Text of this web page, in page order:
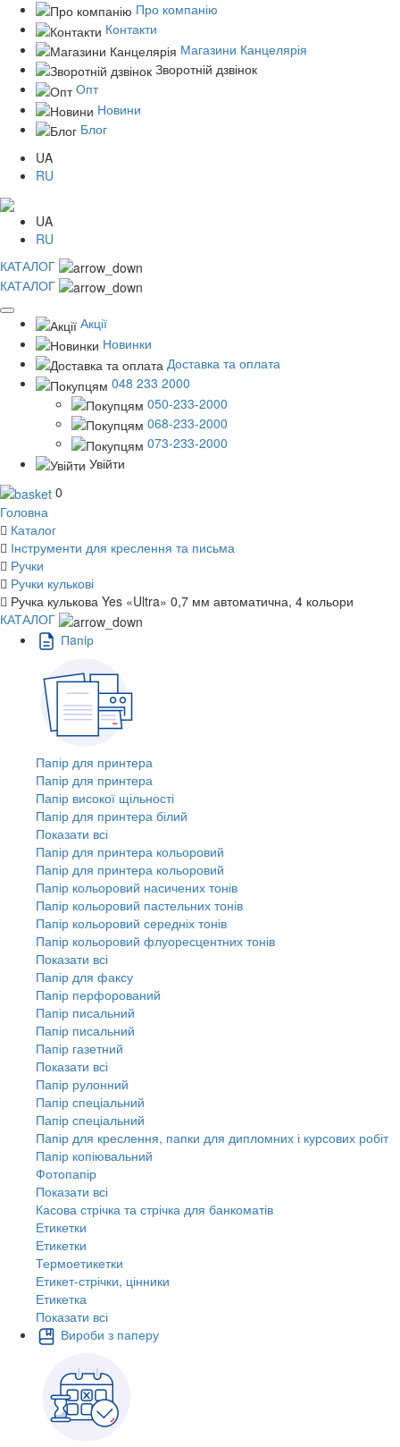
Про компанію
Контакти
Магазини Канцелярія
Зворотній дзвінок
Опт
Новини
Блог
UA
RU
UA
RU
КАТАЛОГ
КАТАЛОГ
Акції
Новинки
Доставка та оплата
048 233 2000
050-233-2000
068-233-2000
073-233-2000
Увійти
0
Головна
Каталог
Інструменти для креслення та письма
Ручки
Ручки кулькові
Ручка кулькова Yes «Ultra» 0,7 мм автоматична, 4 кольори
КАТАЛОГ
Пaпiр
Папір для принтера
Папір для принтера
Папір високої щільності
Папір для принтера білий
Показати всі
Папір для принтера кольоровий
Папір для принтера кольоровий
Папір кольоровий насичених тонів
Папір кольоровий пастельних тонів
Папір кольоровий середніх тонів
Папір кольоровий флуоресцентних тонів
Показати всі
Папір для факсу
Папір перфорований
Папір писальний
Папір писальний
Папір газетний
Показати всі
Папір рулонний
Папір спеціальний
Папір спеціальний
Папір для креслення, папки для дипломних і курсових робіт
Папір копіювальний
Фотопапір
Показати всі
Касова стрічка та стрічка для банкоматів
Етикетки
Етикетки
Термоетикетки
Етикет-стрічки, цінники
Етикетка
Показати всі
Вироби з паперу